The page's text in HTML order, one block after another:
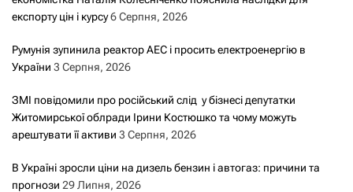
експорту цін і курсу6 Серпня, 2026
Румунія зупинила реактор АЕС і просить електроенергію в
України 3 Серпня, 2026
ЗМІ повідомили про російський слід у бізнесі депутатки
Житомирської облради Ірини Костюшко та чому можуть
арештувати її активи 3 Серпня, 2026
В Україні зросли ціни на дизель бензин і автогаз: причини та
прогнози 29 Липня, 2026